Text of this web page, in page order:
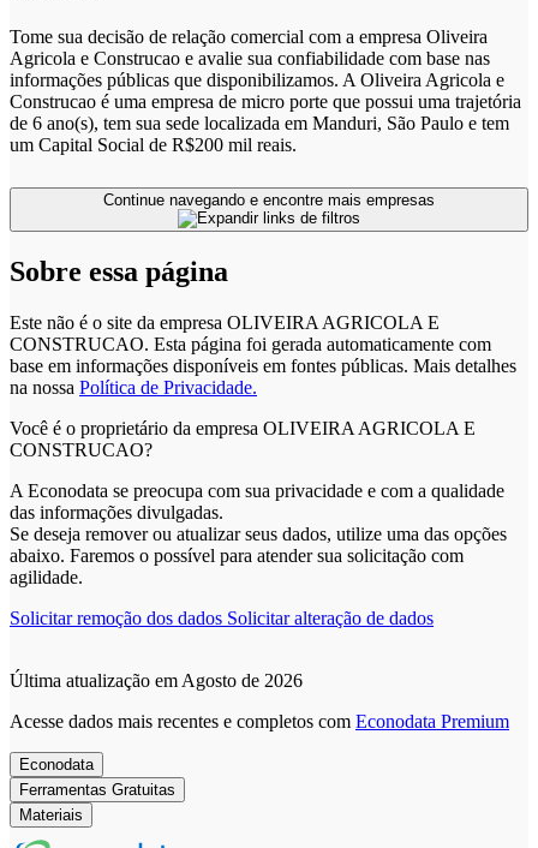
Tome sua decisão de relação comercial com a empresa Oliveira
Agricola e Construcao e avalie sua confiabilidade com base nas
informações públicas que disponibilizamos. A Oliveira Agricola e
Construcao é uma empresa de micro porte que possui uma trajetória
de 6 ano(s), tem sua sede localizada em Manduri, São Paulo e tem
um Capital Social de R$200 mil reais.
Sobre essa página
Este não é o site da empresa OLIVEIRA AGRICOLA E
CONSTRUCAO. Esta página foi gerada automaticamente com
base em informações disponíveis em fontes públicas. Mais detalhes
na nossa Política de Privacidade.
Você é o proprietário da empresa OLIVEIRA AGRICOLA E
CONSTRUCAO?
A Econodata se preocupa com sua privacidade e com a qualidade
das informações divulgadas.
Se deseja remover ou atualizar seus dados, utilize uma das opções
abaixo. Faremos o possível para atender sua solicitação com
agilidade.
Solicitar remoção dos dados Solicitar alteração de dados
Última atualização em Agosto de 2026
Acesse dados mais recentes e completos com Econodata Premium
Econodata
Ferramentas Gratuitas
Materiais